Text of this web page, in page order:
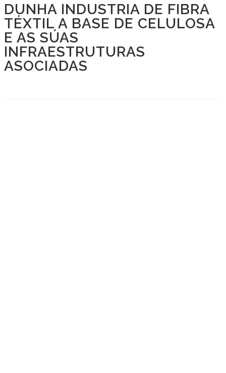
DUNHA INDUSTRIA DE FIBRA
TÉXTIL A BASE DE CELULOSA
E AS SÚAS
INFRAESTRUTURAS
ASOCIADAS